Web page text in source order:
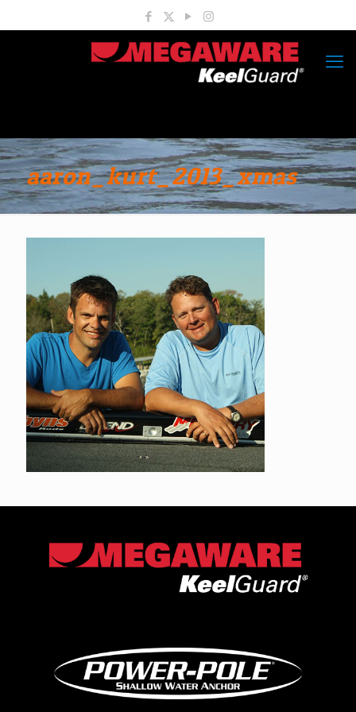
aaron_kurt_2013_xmas